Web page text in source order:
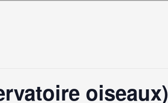
oiseaux)